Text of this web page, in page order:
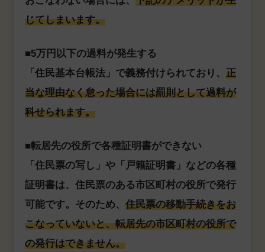
じてしまいます。
■5万円以下の過料が発生する
「住民基本台帳法」で義務付けられており、 正
当な理由なく怠った場合には罰則として過料が
科せられます。
■転居先の役所で各種証明書ができない
「住民票の写し」や「戸籍証明書」などの各種
証明書は、住民票のある市区町村の役所で発行
可能です。そのため、 住民票の移動手続きをお
こなっていないと、転居先の市区町村の役所で
の発行はできません。